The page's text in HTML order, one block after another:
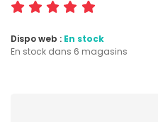
Dispo web : En stock
En stock dans 6 magasins